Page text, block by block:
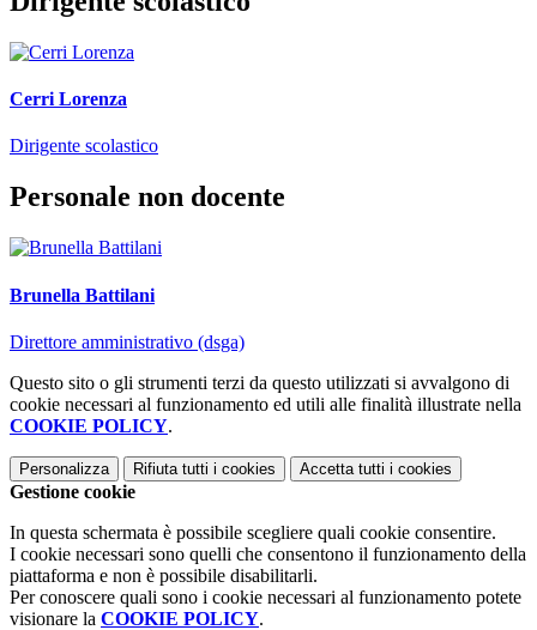
Cerri Lorenza
Dirigente scolastico
Personale non docente
Brunella Battilani
Direttore amministrativo (dsga)
Questo sito o gli strumenti terzi da questo utilizzati si avvalgono di
cookie necessari al funzionamento ed utili alle finalità illustrate nella
COOKIE POLICY.
Personalizza Rifiuta tutti i cookies Accetta tutti i cookies
Gestione cookie
In questa schermata è possibile scegliere quali cookie consentire.
I cookie necessari sono quelli che consentono il funzionamento della
piattaforma e non è possibile disabilitarli.
Per conoscere quali sono i cookie necessari al funzionamento potete
visionare la COOKIE POLICY.